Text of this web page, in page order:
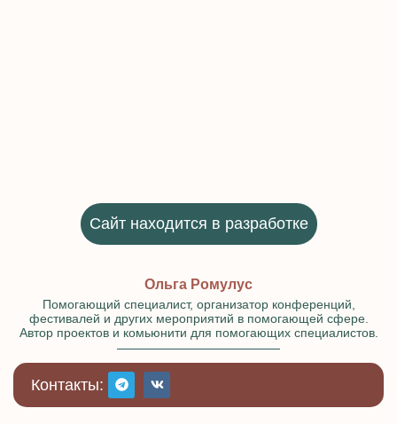
Сайт находится в разработке
Ольга Ромулус
Помогающий специалист, организатор конференций,
фестивалей и других мероприятий в помогающей сфере.
Автор проектов и комьюнити для помогающих специалистов.
Контакты: